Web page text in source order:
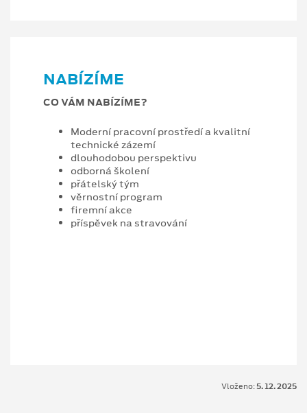
NABÍZÍME
CO VÁM NABÍZÍME?
Moderní pracovní prostředí a kvalitní
technické zázemí
dlouhodobou perspektivu
odborná školení
přátelský tým
věrnostní program
firemní akce
příspěvek na stravování
Vloženo:5. 12. 2025